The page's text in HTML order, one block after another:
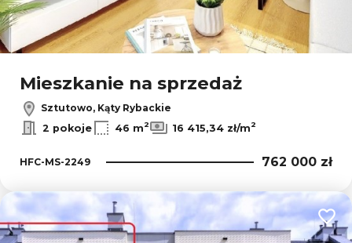
Leaflet |© OpenMapTiles© OpenStreetMap contributors
Mieszkanie na sprzedaż
Sztutowo, Kąty Rybackie
2 pokoje
46 m2 16 415,34 zł/m2
HFC-MS-2249 762 000 zł